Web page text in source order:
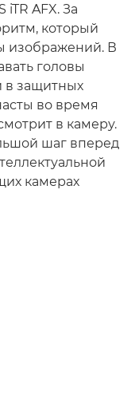
AFX. За
который
изображений. В
головы
в защитных
во время
в камеру.
шаг вперед
камерах